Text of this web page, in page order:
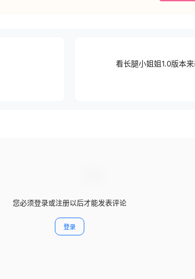
看长腿小姐姐1.0版本
您必须登录或注册以后才能发表评论
登录